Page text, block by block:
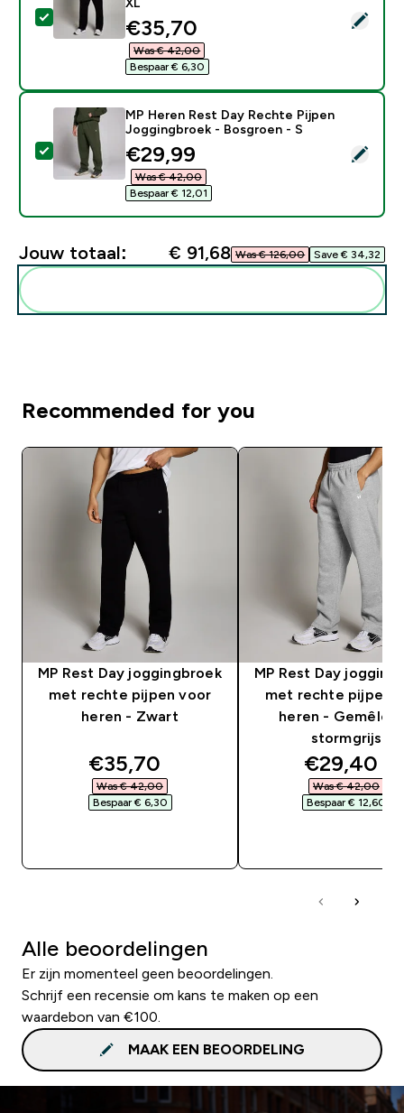
Selecteer dit product - MP Rest Day joggingbroek
discounted price
€35,70‎
Was € 42,00‎
Bespaar € 6,30‎
Selecteer dit product - MP Heren Rest Day Rechte
MP Heren Rest Day Rechte Pijpen
Joggingbroek - Bosgroen - S
discounted price
€29,99‎
Was € 42,00‎
Bespaar € 12,01‎
Jouw totaal: € 91,68‎ Was € 126,00‎ Save € 34,32‎
Recommended for you
MP Rest Day joggingbroek
met rechte pijpen voor
heren - Zwart
discounted price
€35,70‎
Was € 42,00‎
Bespaar € 6,30‎
MP Rest Day
met rechte pijpen
heren -
stormgrijs
€29,40‎
Was € 42,00‎
Bespaar € 12,60‎
Alle beoordelingen
Er zijn momenteel geen beoordelingen.
Schrijf een recensie om kans te maken op een
waardebon van €100.
MAAK EEN BEOORDELING